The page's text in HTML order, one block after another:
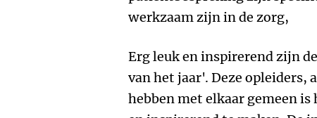
werkzaam zijn in de zorg,
Erg leuk en inspirerend zijn
van het jaar'. Deze opleiders,
hebben met elkaar gemeen